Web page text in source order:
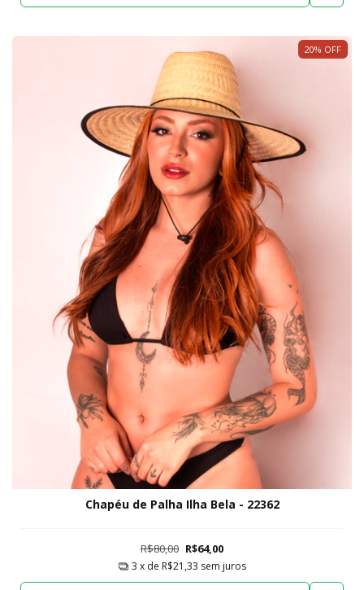
20% OFF
Chapéu de Palha Ilha Bela - 22362
R$80,00 R$64,00
3 x de R$21,33 sem juros